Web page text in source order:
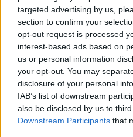
targeted advertising by us,
section to confirm your
opt-out request is processed
interest-based ads based on
us or personal information
your opt-out. You may
disclosure of your personal
IAB’s list of downstream
also be disclosed by us to
Downstream Participants that